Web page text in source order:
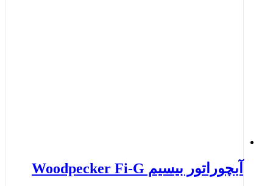
آبچوراتور بیسیم Woodpecker Fi-G